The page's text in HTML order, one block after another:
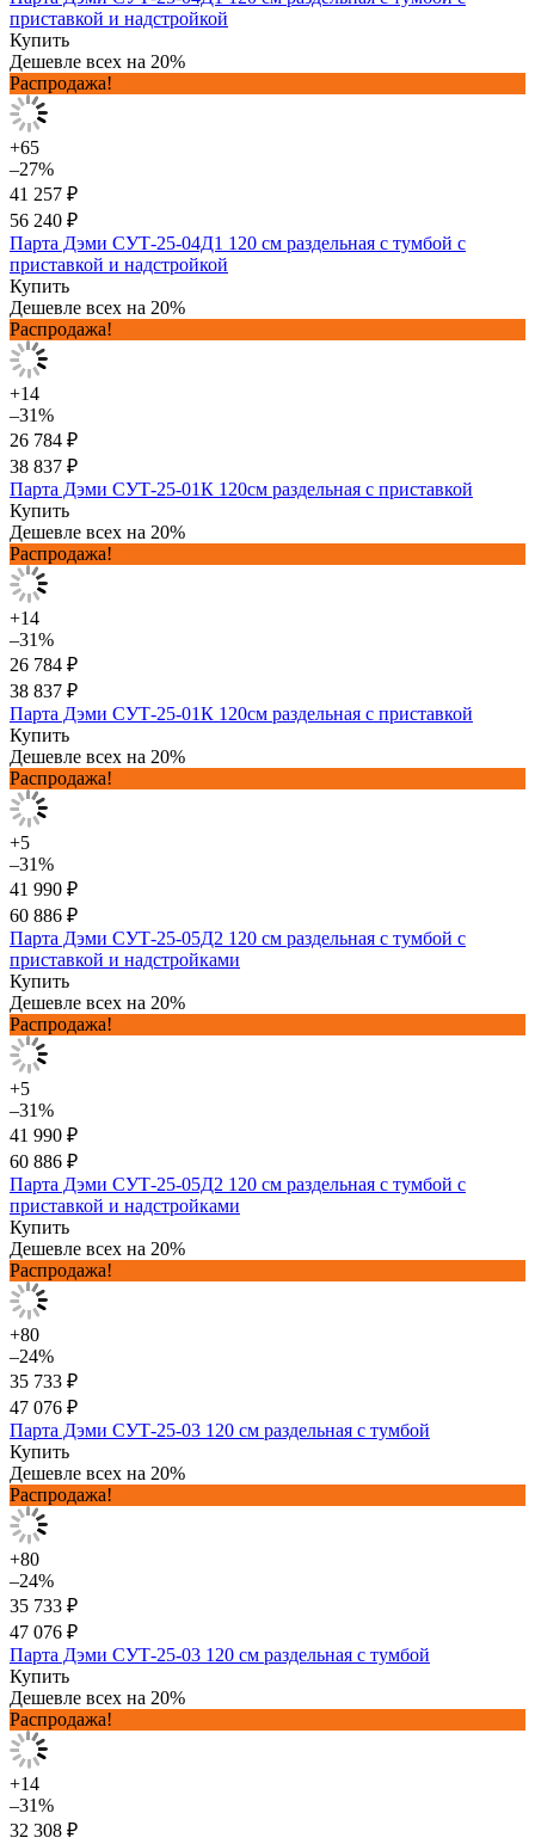
приставкой и надстройкой
Купить
Дешевле всех на 20%
Распродажа!
+65
–27%
41 257 ₽
56 240 ₽
Парта Дэми СУТ-25-04Д1 120 см раздельная с тумбой с
приставкой и надстройкой
Купить
Дешевле всех на 20%
Распродажа!
+14
–31%
26 784 ₽
38 837 ₽
Парта Дэми СУТ-25-01К 120см раздельная с приставкой
Купить
Дешевле всех на 20%
Распродажа!
+14
–31%
26 784 ₽
38 837 ₽
Парта Дэми СУТ-25-01К 120см раздельная с приставкой
Купить
Дешевле всех на 20%
Распродажа!
+5
–31%
41 990 ₽
60 886 ₽
Парта Дэми СУТ-25-05Д2 120 см раздельная с тумбой с
приставкой и надстройками
Купить
Дешевле всех на 20%
Распродажа!
+5
–31%
41 990 ₽
60 886 ₽
Парта Дэми СУТ-25-05Д2 120 см раздельная с тумбой с
приставкой и надстройками
Купить
Дешевле всех на 20%
Распродажа!
+80
–24%
35 733 ₽
47 076 ₽
Парта Дэми СУТ-25-03 120 см раздельная с тумбой
Купить
Дешевле всех на 20%
Распродажа!
+80
–24%
35 733 ₽
47 076 ₽
Парта Дэми СУТ-25-03 120 см раздельная с тумбой
Купить
Дешевле всех на 20%
Распродажа!
+14
–31%
32 308 ₽